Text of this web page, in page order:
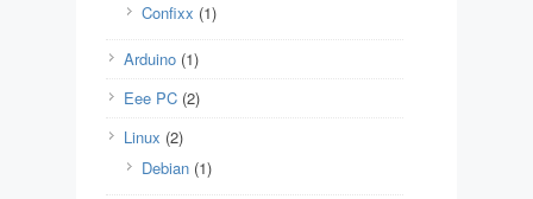
Confixx (1)
Arduino (1)
Eee PC (2)
Linux (2)
Debian (1)